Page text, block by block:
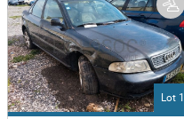
Lot 1